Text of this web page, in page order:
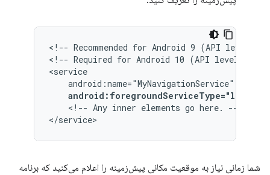
<!-- Recommended for Android 9 (API level
<!-- Required for Android 10 (API level
<!-- Any inner elements go here.
-->
</service>
شما زمانی نیاز به موقعیت مکانی پیش‌زمینه را اعلام می‌کنید که برنامه